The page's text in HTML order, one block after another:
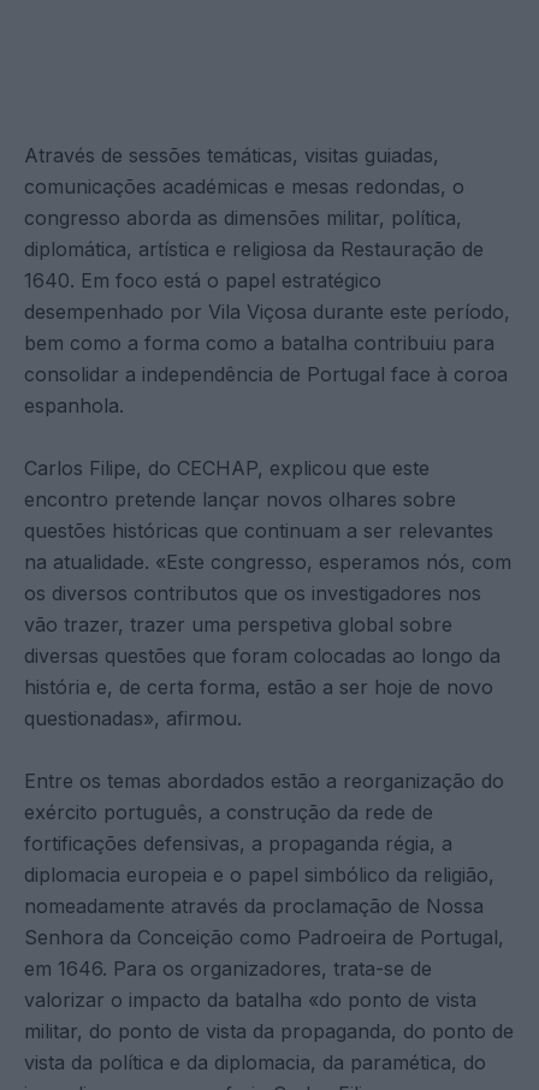
Através de sessões temáticas, visitas guiadas,
comunicações académicas e mesas redondas, o
congresso aborda as dimensões militar, política,
diplomática, artística e religiosa da Restauração de
1640. Em foco está o papel estratégico
desempenhado por Vila Viçosa durante este período,
bem como a forma como a batalha contribuiu para
consolidar a independência de Portugal face à coroa
espanhola.
Carlos Filipe, do CECHAP, explicou que este
encontro pretende lançar novos olhares sobre
questões históricas que continuam a ser relevantes
na atualidade. «Este congresso, esperamos nós, com
os diversos contributos que os investigadores nos
vão trazer, trazer uma perspetiva global sobre
diversas questões que foram colocadas ao longo da
história e, de certa forma, estão a ser hoje de novo
questionadas», afirmou.
Entre os temas abordados estão a reorganização do
exército português, a construção da rede de
fortificações defensivas, a propaganda régia, a
diplomacia europeia e o papel simbólico da religião,
nomeadamente através da proclamação de Nossa
Senhora da Conceição como Padroeira de Portugal,
em 1646. Para os organizadores, trata-se de
valorizar o impacto da batalha «do ponto de vista
militar, do ponto de vista da propaganda, do ponto de
vista da política e da diplomacia, da paramética, do